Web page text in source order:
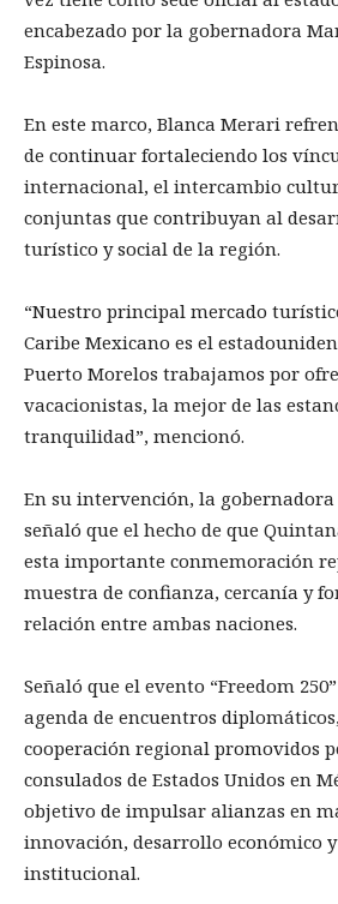
encabezado por la gobernadora
Espinosa.
En este marco, Blanca Merari
de continuar fortaleciendo los
internacional, el intercambio
conjuntas que contribuyan al
turístico y social de la región.
“Nuestro principal mercado
Caribe Mexicano es el
Puerto Morelos trabajamos por
vacacionistas, la mejor de las
tranquilidad”, mencionó.
En su intervención, la
señaló que el hecho de que
esta importante conmemoración
muestra de confianza, cercanía y
relación entre ambas naciones.
Señaló que el evento “Freedom
agenda de encuentros
cooperación regional promovidos
consulados de Estados Unidos en
objetivo de impulsar alianzas en
innovación, desarrollo económico
institucional.